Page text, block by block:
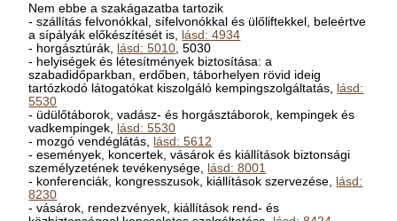
Nem ebbe a szakágazatba tartozik
- szállítás felvonókkal, sífelvonókkal és ülőliftekkel, beleértve
a sípályák előkészítését is, lásd: 4934
- horgásztúrák, lásd: 5010 , 5030
- helyiségek és létesítmények biztosítása: a
szabadidőparkban, erdőben, táborhelyen rövid ideig
tartózkodó látogatókat kiszolgáló kempingszolgáltatás, lásd:
5530
- üdülőtáborok, vadász- és horgásztáborok, kempingek és
vadkempingek, lásd: 5530
- mozgó vendéglátás, lásd: 5612
- események, koncertek, vásárok és kiállítások biztonsági
személyzetének tevékenysége, lásd: 8001
- konferenciák, kongresszusok, kiállítások szervezése, lásd:
8230
- vásárok, rendezvények, kiállítások rend- és